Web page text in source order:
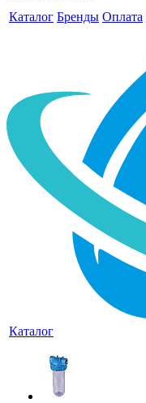
Каталог Бренды Оплата
Каталог